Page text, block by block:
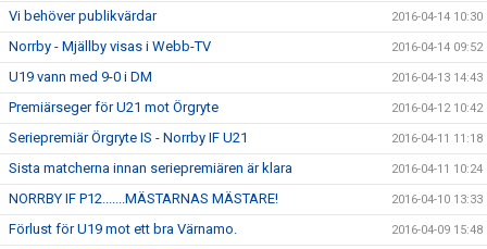
Vi behöver publikvärdar 2016-04-14 10:30
Norrby - Mjällby visas i Webb-TV 2016-04-14 09:52
U19 vann med 9-0 i DM 2016-04-13 14:43
Premiärseger för U21 mot Örgryte 2016-04-12 10:42
Seriepremiär Örgryte IS - Norrby IF U21 2016-04-11 11:18
Sista matcherna innan seriepremiären är klara 2016-04-11 10:24
NORRBY IF P12.......MÄSTARNAS MÄSTARE! 2016-04-10 13:33
Förlust för U19 mot ett bra Värnamo. 2016-04-09 15:48